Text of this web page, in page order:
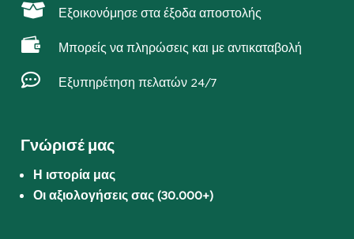
 Εξοικονόμησε στα έξοδα αποστολής
 Μπορείς να πληρώσεις και με αντικαταβολή
 Εξυπηρέτηση πελατών 24/7
Γνώρισέ μας
Η ιστορία μας
Οι αξιολογήσεις σας (30.000+)